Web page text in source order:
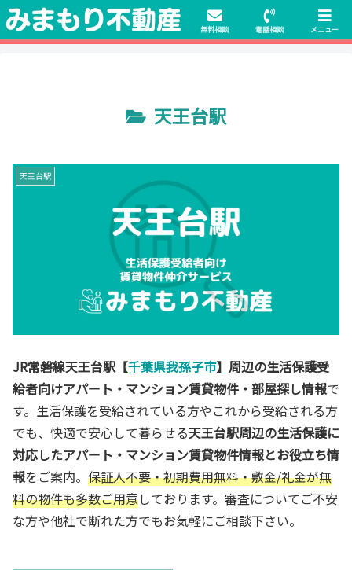
初期費用無料物件や保証人不要の物件も豊富にご用意！相談料無料でも申
請・手続きサポート付き！
天王台駅
天王台駅
JR常磐線天王台駅【千葉県我孫子市】周辺の生活保護受
給者向けアパート・マンション賃貸物件・部屋探し情報で
す。生活保護を受給されている方やこれから受給される方
でも、快適で安心して暮らせる天王台駅周辺の生活保護に
対応したアパート・マンション賃貸物件情報とお役立ち情
報をご案内。 保証人不要・初期費用無料・敷金/礼金が無
料の物件も多数ご用意しております。審査についてご不安
な方や他社で断れた方でもお気軽にご相談下さい。
無料相談 電話相談 メニュー